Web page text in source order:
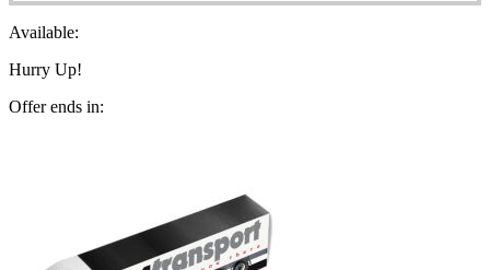
Available:
Hurry Up!
Offer ends in: